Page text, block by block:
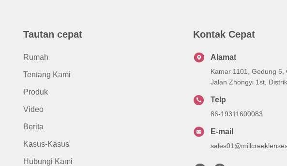
Tautan cepat
Rumah
Tentang Kami
Produk
Video
Berita
Kasus-Kasus
Hubungi Kami
Kontak Cepat
Alamat
Kamar 1101, Gedung
Jalan Zhongyi 1st,
Telp
86-19311600083
E-mail